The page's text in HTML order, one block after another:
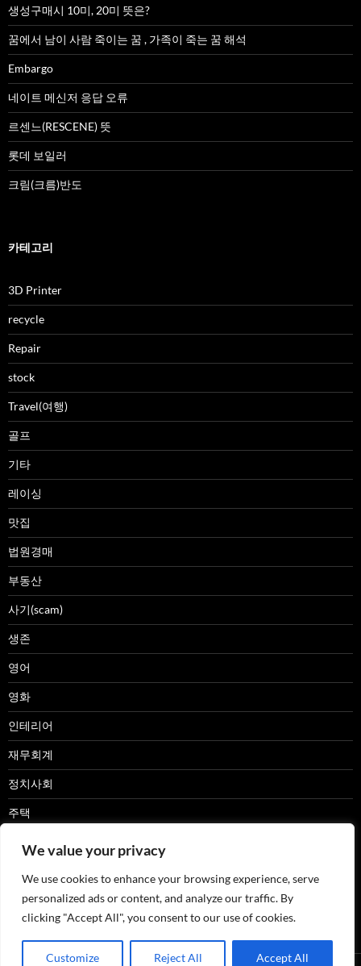
We value your privacy
We use cookies to enhance your browsing experience, serve
personalized ads or content, and analyze our traffic. By
clicking "Accept All", you consent to our use of cookies.
Customize Reject All Accept All
생성구매시 10미, 20미 뜻은?
꿈에서 남이 사람 죽이는 꿈 , 가족이 죽는 꿈 해석
Embargo
네이트 메신저 응답 오류
르센느(RESCENE) 뜻
롯데 보일러
크림(크름)반도
카테고리
3D Printer
recycle
Repair
stock
Travel(여행)
골프
기타
레이싱
맛집
법원경매
부동산
사기(scam)
생존
영어
영화
인테리어
재무회계
정치사회
주택
한글